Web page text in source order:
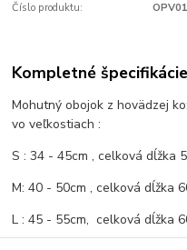
Číslo produktu:
Kompletné špecifikácie
Mohutný obojok z hovädzej
vo veľkostiach :
S : 34 - 45cm , celková dĺžka
M: 40 - 50cm , celková dĺžka
L : 45 - 55cm, celková dĺžka